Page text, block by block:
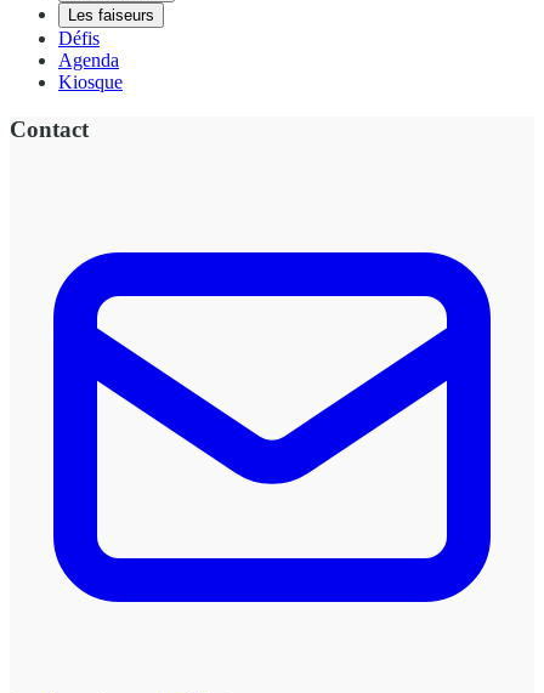
Les faiseurs
Défis
Agenda
Kiosque
Contact